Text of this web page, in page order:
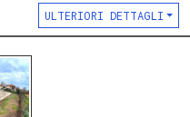
ULTERIORI DETTAGLI